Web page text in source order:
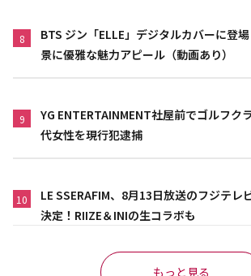
8
BTS ジン「ELLE」デジタルカバーに登
景に優雅な魅力アピール（動画あり）
9
YG ENTERTAINMENT社屋前でゴルフ
代女性を現行犯逮捕
10
LE SSERAFIM、8月13日放送のフジテレ
決定！RIIZE＆INIの生コラボも
もっと見る